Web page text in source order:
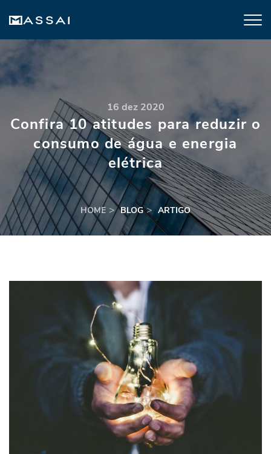
16 dez 2020
Confira 10 atitudes para reduzir o
consumo de água e energia
elétrica
HOME BLOG ARTIGO